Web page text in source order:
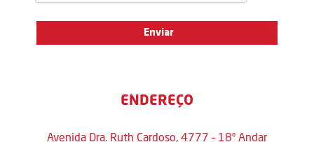
ENDEREÇO
Avenida Dra. Ruth Cardoso, 4777 – 18º Andar